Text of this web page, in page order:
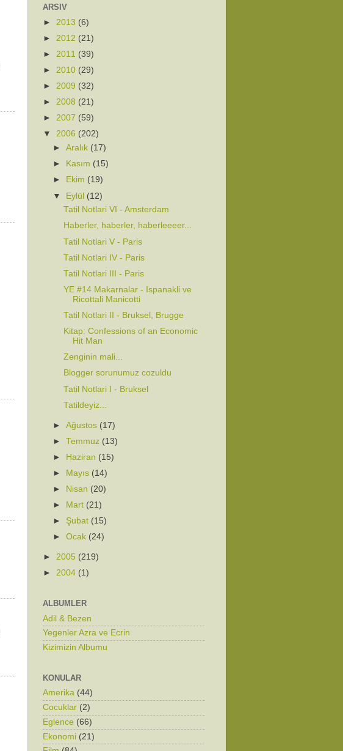
ARSIV
► 2013 (6)
► 2012 (21)
► 2011 (39)
► 2010 (29)
► 2009 (32)
► 2008 (21)
► 2007 (59)
▼ 2006 (202)
►Aralık (17)
►
Kasım (15)
►
Ekim (19)
▼ Eylül (12)
Tatil Notlari VI - Amsterdam
Haberler, haberler, haberleeeer...
Tatil Notlari V - Paris
Tatil Notlari IV - Paris
Tatil Notlari III - Paris
YE #14 Makarnalar - Ispanakli ve
Ricottali Manicotti
Tatil Notlari II - Bruksel, Brugge
Kitap: Confessions of an Economic
Hit Man
Zenginin mali...
Blogger sorunumuz cozuldu
Tatil Notlari I - Bruksel
Tatildeyiz...
►Ağustos (17)
►Temmuz (13)
►
Haziran (15)
►
Mayıs (14)
►
Nisan (20)
►
Mart (21)
► Şubat (15)
►Ocak (24)
► 2005 (219)
► 2004 (1)
ALBUMLER
Adil & Bezen
Yegenler Azra ve Ecrin
Kizimizin Albumu
KONULAR
Amerika (44)
Cocuklar (2)
Eglence (66)
Ekonomi (21)